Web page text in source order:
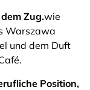
Zug.wie
Warszawa
und dem Duft
Position,